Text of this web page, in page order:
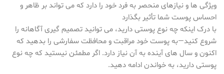
ویژگی ها و نیازهای منحصر به فرد خود را دارد که می تواند بر ظاهر و
احساس پوست شما تأثیر بگذارد
با درک اینکه چه نوع پوستی دارید، می توانید تصمیم گیری آگاهانه را
شروع کنید—به پوست خود مراقبت و محافظت سفارشی را بدهید که
اکنون و سال های آینده به آن نیاز دارد. اگر مطمئن نیستید که چه نوع
پوستی دارید، به خواندن ادامه دهید.